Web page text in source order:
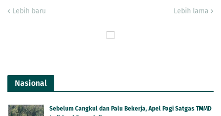
Lebih baru Lebih lama
Nasional
Sebelum Cangkul dan Palu Bekerja, Apel Pagi Satgas TMMD